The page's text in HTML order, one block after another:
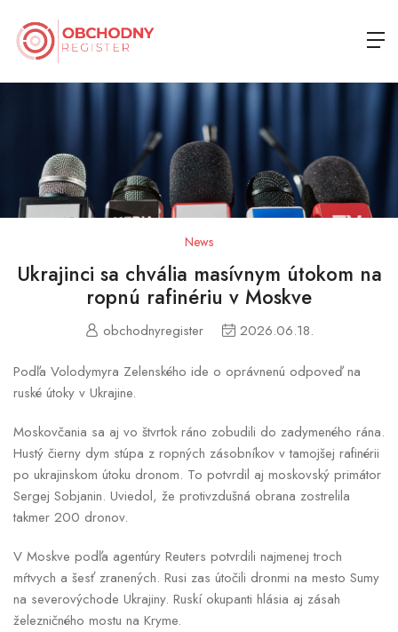
News
Ukrajinci sa chvália masívnym útokom na
ropnú rafinériu v Moskve
obchodnyregister 2026.06.18.
Podľa Volodymyra Zelenského ide o oprávnenú odpoveď na
ruské útoky v Ukrajine.
Moskovčania sa aj vo štvrtok ráno zobudili do zadymeného rána.
Hustý čierny dym stúpa z ropných zásobníkov v tamojšej rafinérii
po ukrajinskom útoku dronom. To potvrdil aj moskovský primátor
Sergej Sobjanin. Uviedol, že protivzdušná obrana zostrelila
takmer 200 dronov.
V Moskve podľa agentúry Reuters potvrdili najmenej troch
mŕtvych a šesť zranených. Rusi zas útočili dronmi na mesto Sumy
na severovýchode Ukrajiny. Ruskí okupanti hlásia aj zásah
železničného mostu na Kryme.